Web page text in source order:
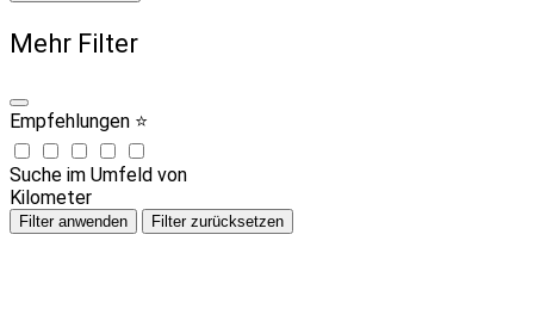
Mehr Filter
Empfehlungen ⭐
Suche im Umfeld von
Kilometer
Filter anwenden Filter zurücksetzen